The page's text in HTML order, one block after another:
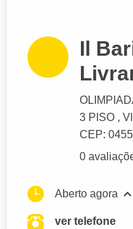
Il
3 PISO ,
CEP:
0
Aberto agora
ver telefone